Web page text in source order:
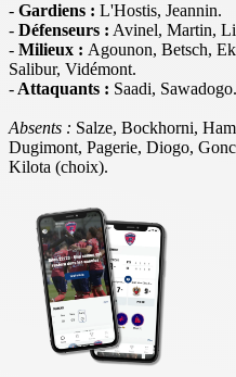
- Gardiens : L'Hostis, Jeannin.
- Défenseurs : Avinel, Martin,
- Milieux : Agounon, Betsch,
Salibur, Vidémont.
- Attaquants : Saadi, Sawadogo.
Absents : Salze, Bockhorni,
Dugimont, Pagerie, Diogo,
Kilota (choix).